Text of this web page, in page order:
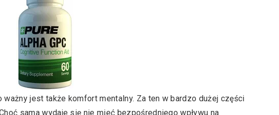
jest także komfort mentalny. Za ten w bardzo dużej części
sama wydaje się nie mieć bezpośredniego wpływu na